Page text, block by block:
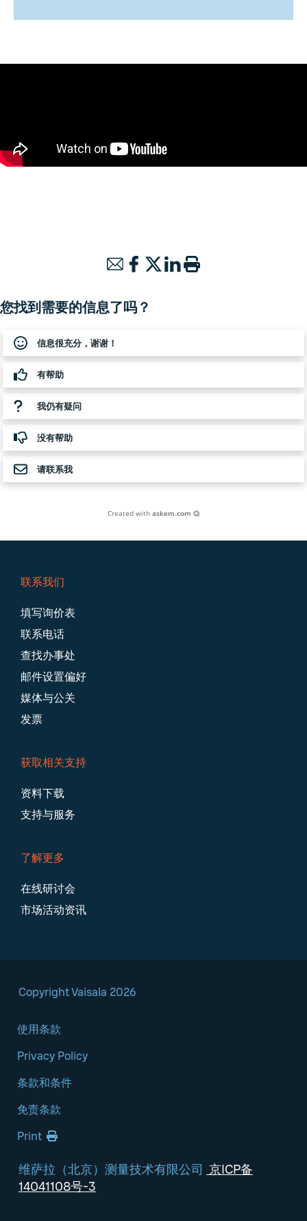
您找到需要的信息了吗？
信息很充分，谢谢！
有帮助
我仍有疑问
没有帮助
请联系我
Created withaskem.com
Navigation
联系我们
填写询价表
联系电话
查找办事处
邮件设置偏好
媒体与公关
发票
获取相关支持
资料下载
支持与服务
了解更多
在线研讨会
市场活动资讯
Copyright Vaisala 2026
使用条款
Privacy Policy
条款和条件
免责条款
Print
维萨拉（北京）测量技术有限公司 京ICP备
14041108号-3